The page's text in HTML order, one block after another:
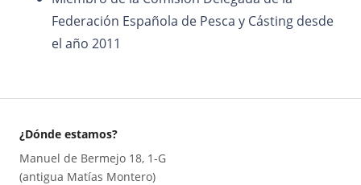
Federación Española de Pesca y Cásting desde
el año 2011
¿Dónde estamos?
Manuel de Bermejo 18, 1-G
(antigua Matías Montero)